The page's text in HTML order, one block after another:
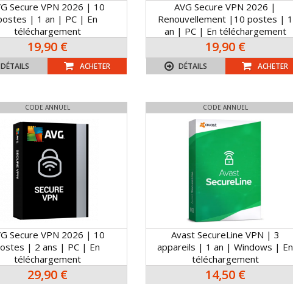
Secure VPN 2026 | 10
| 1 an | PC | En
téléchargement
19,90 €
DÉTAILS ACHETER
AVG Secure VPN 2026 |
Renouvellement |10 postes | 1
an | PC | En téléchargement
19,90 €
DÉTAILS ACHETER
CODE ANNUEL
Secure VPN 2026 | 10
| 2 ans | PC | En
téléchargement
29,90 €
CODE ANNUEL
Avast SecureLine VPN | 3
appareils | 1 an | Windows | En
téléchargement
14,50 €